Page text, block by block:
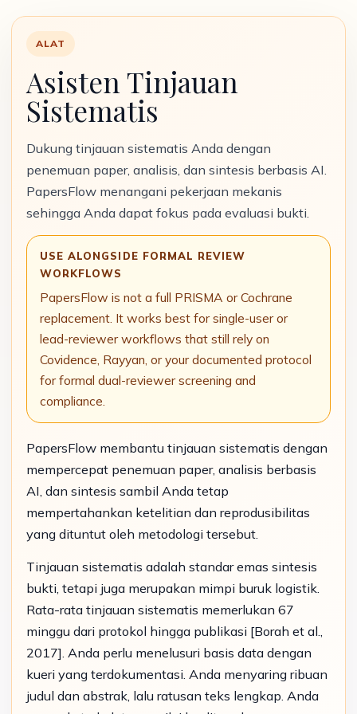
ALAT
Asisten Tinjauan
Sistematis
Dukung tinjauan sistematis Anda dengan
penemuan paper, analisis, dan sintesis berbasis AI.
PapersFlow menangani pekerjaan mekanis
sehingga Anda dapat fokus pada evaluasi bukti.
USE ALONGSIDE FORMAL REVIEW
WORKFLOWS
PapersFlow is not a full PRISMA or Cochrane
replacement. It works best for single-user or
lead-reviewer workflows that still rely on
Covidence, Rayyan, or your documented protocol
for formal dual-reviewer screening and
compliance.
PapersFlow membantu tinjauan sistematis dengan
mempercepat penemuan paper, analisis berbasis
AI, dan sintesis sambil Anda tetap
mempertahankan ketelitian dan reprodusibilitas
yang dituntut oleh metodologi tersebut.
Tinjauan sistematis adalah standar emas sintesis
bukti, tetapi juga merupakan mimpi buruk logistik.
Rata-rata tinjauan sistematis memerlukan 67
minggu dari protokol hingga publikasi [Borah et al.,
2017]. Anda perlu menelusuri basis data dengan
kueri yang terdokumentasi. Anda menyaring ribuan
judul dan abstrak, lalu ratusan teks lengkap. Anda